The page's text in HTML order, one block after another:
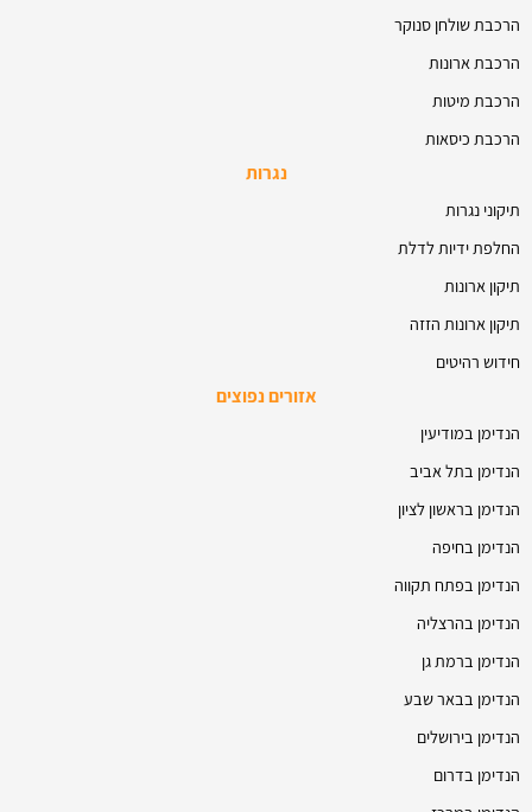
הרכבת שולחן סנוקר
הרכבת ארונות
הרכבת מיטות
הרכבת כיסאות
נגרות
תיקוני נגרות
החלפת ידיות לדלת
תיקון ארונות
תיקון ארונות הזזה
חידוש רהיטים
אזורים נפוצים
הנדימן במודיעין
הנדימן בתל אביב
הנדימן בראשון לציון
הנדימן בחיפה
הנדימן בפתח תקווה
הנדימן בהרצליה
הנדימן ברמת גן
הנדימן בבאר שבע
הנדימן בירושלים
הנדימן בדרום